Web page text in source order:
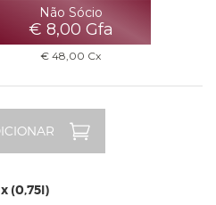
Não Sócio
€ 8,00 Gfa
€ 48,00 Cx
x (0,75l)